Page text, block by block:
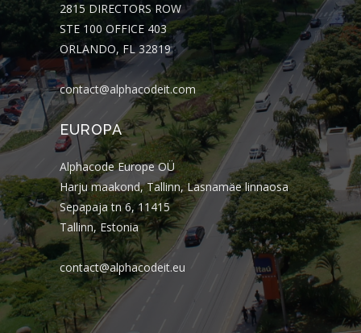
2815 DIRECTORS ROW
STE 100 OFFICE 403
ORLANDO, FL 32819
contact@alphacodeit.com
EUROPA
Alphacode Europe OÜ
Harju maakond, Tallinn, Lasnamäe linnaosa
Sepapaja tn 6, 11415
Tallinn, Estonia
contact@alphacodeit.eu